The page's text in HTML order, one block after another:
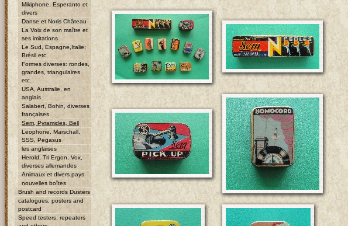
Mikiphone, Esperanto et
divers
Danse et Noris Château
La Voix de son maître et
ses imitations
Le Sud, Espagne,Italie;
Brésil etc.
Formes diverses: rondes,
grandes, triangulaires
etc.
USA, Australie, en
anglais
Salabert, Bohin, diverses
françaises
Sem, Pyramides, Bell
Leophone, Marschall,
SSS, Pegasus
les anglaises
Herold, Tri Ergon, Vox,
diverses allemandes
Animaux et divers pays
nouvelles boîtes
Brush and records Dusters
catalogues, posters and
postcard
Speed testers, repeaters